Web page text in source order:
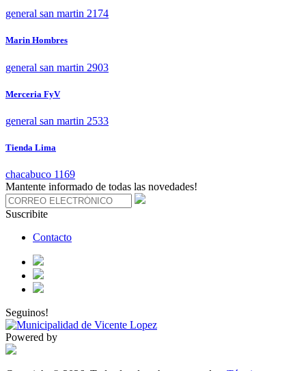
general san martin 2174
Marin Hombres
general san martin 2903
Merceria FyV
general san martin 2533
Tienda Lima
chacabuco 1169
Mantente informado de todas las novedades!
Suscribite
Contacto
Seguinos!
Powered by